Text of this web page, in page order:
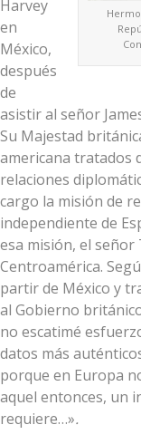
Harvey
en
México,
después
de
asistir al señor
Su Majestad
americana tratados
relaciones
cargo la misión de
independiente de
esa misión, el
Centroamérica.
partir de México y
al Gobierno
no escatimé
datos más
porque en Europa
aquel entonces, un
requiere…».